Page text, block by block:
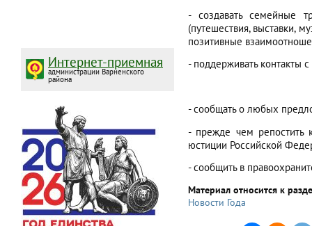
- создавать семейные
(путешествия, выставки,
позитивные
- поддерживать контакты
- сообщать о любых
- прежде чем репостить
юстиции Российской
- сообщить в
Материал относится к
Новости Года
Интернет-приемная
администрации Варненского
района